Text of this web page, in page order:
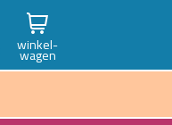
winkel-
wagen